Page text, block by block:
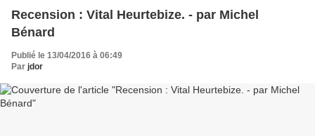
Recension : Vital Heurtebize. - par Michel
Bénard
Publié le 13/04/2016 à 06:49
Par jdor